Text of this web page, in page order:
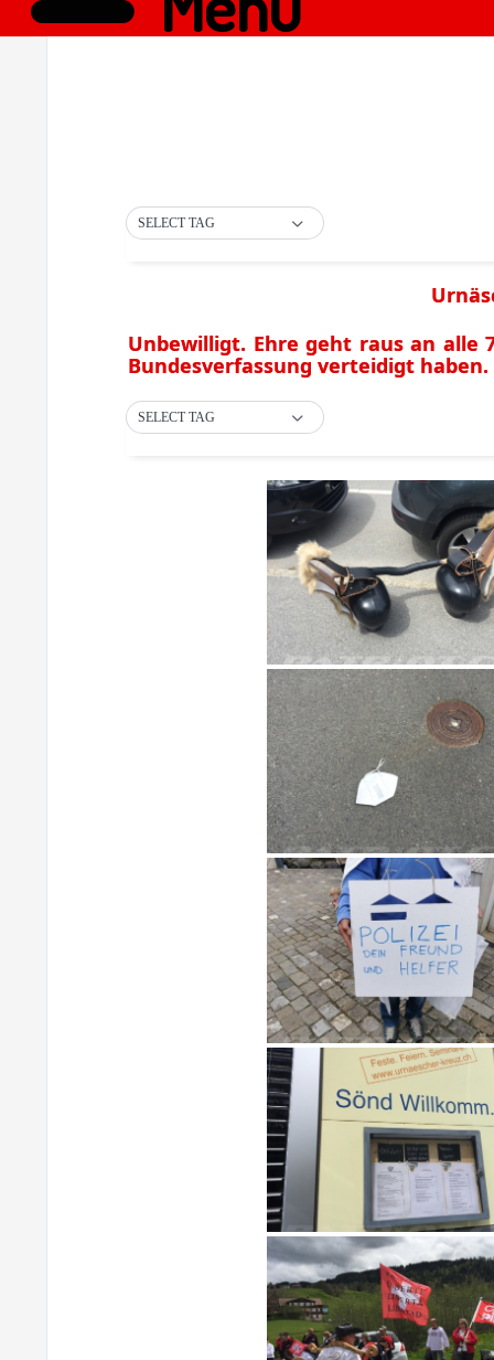
SELECT TAG
Unbewilligt. Ehre geht raus an alle
Bundesverfassung verteidigt haben.
SELECT TAG